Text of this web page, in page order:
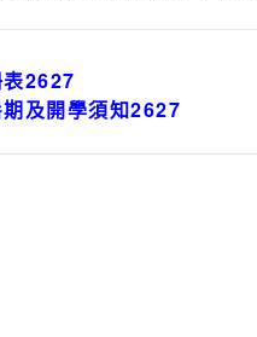
2627
及開學須知2627